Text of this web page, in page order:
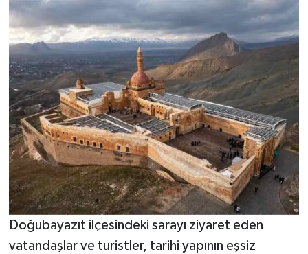
Doğubayazıt ilçesindeki sarayı ziyaret eden
vatandaşlar ve turistler, tarihi yapının eşsiz